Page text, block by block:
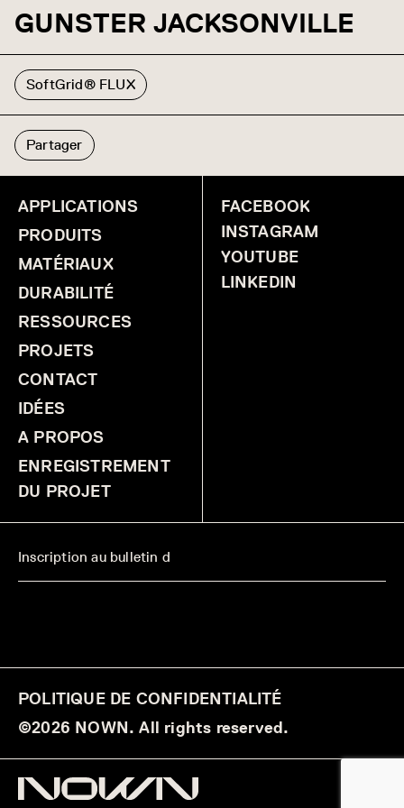
GUNSTER JACKSONVILLE
SoftGrid® FLUX
Partager
APPLICATIONS
PRODUITS
MATÉRIAUX
DURABILITÉ
RESSOURCES
PROJETS
CONTACT
IDÉES
A PROPOS
ENREGISTREMENT
DU PROJET
FACEBOOK
INSTAGRAM
YOUTUBE
LINKEDIN
POLITIQUE DE CONFIDENTIALITÉ
©2026 NOWN. All rights reserved.